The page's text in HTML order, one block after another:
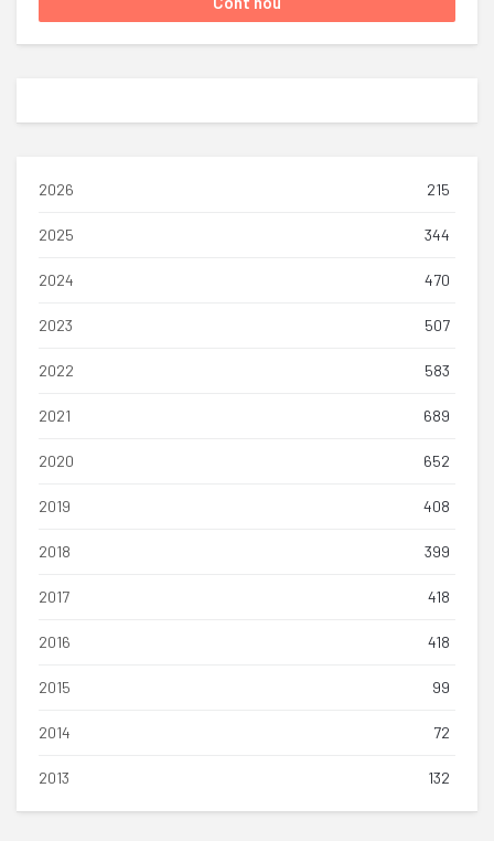
2026 215
2025 344
2024 470
2023 507
2022 583
2021 689
2020 652
2019 408
2018 399
2017 418
2016 418
2015 99
2014 72
2013 132